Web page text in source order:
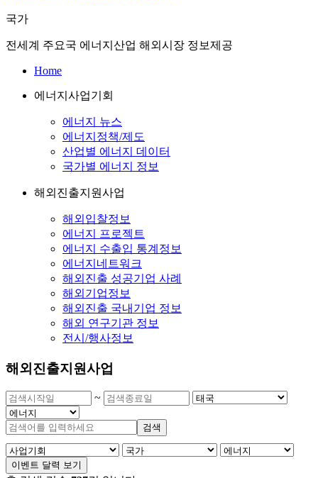
국가
전세계 주요국 에너지산업 해외시장 정보제공
Home
에너지사업기회
에너지 뉴스
에너지정책/제도
산업별 에너지 데이터
국가별 에너지 정보
해외진출지원사업
해외입찰정보
에너지 프로젝트
에너지 수출입 통계정보
에너지네트워크
해외진출 성공기업 사례
해외기업정보
해외진출 국내기업 정보
해외 연구기관 정보
전시/행사정보
해외진출지원사업
~
검색
이벤트 달력 보기